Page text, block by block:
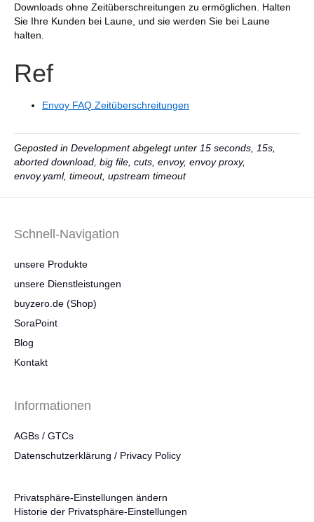
Downloads ohne Zeitüberschreitungen zu ermöglichen. Halten
Sie Ihre Kunden bei Laune, und sie werden Sie bei Laune
halten.
Ref
Envoy FAQ Zeitüberschreitungen
Geposted in Developmentabgelegt unter 15 seconds, 15s,
aborted download, big file, cuts, envoy, envoy proxy,
envoy.yaml, timeout, upstream timeout
Schnell-Navigation
unsere Produkte
unsere Dienstleistungen
buyzero.de (Shop)
SoraPoint
Blog
Kontakt
Informationen
AGBs / GTCs
Datenschutzerklärung / Privacy Policy
Privatsphäre-Einstellungen ändern
Historie der Privatsphäre-Einstellungen